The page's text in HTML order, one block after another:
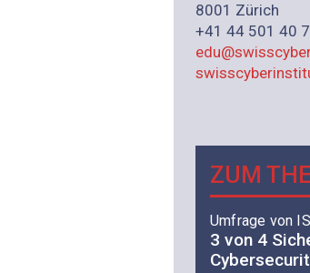
8001 Zürich
+41 44 501 40
ZUM
Umfrage von
3 von 4